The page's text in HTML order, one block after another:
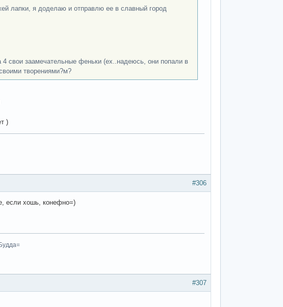
лапки, я доделаю и отправлю ее в славный город
свои заамечательные феньки (ех..надеюсь, они попали в
творениями?м?
)
#306
если хошь, конефно=)
#307